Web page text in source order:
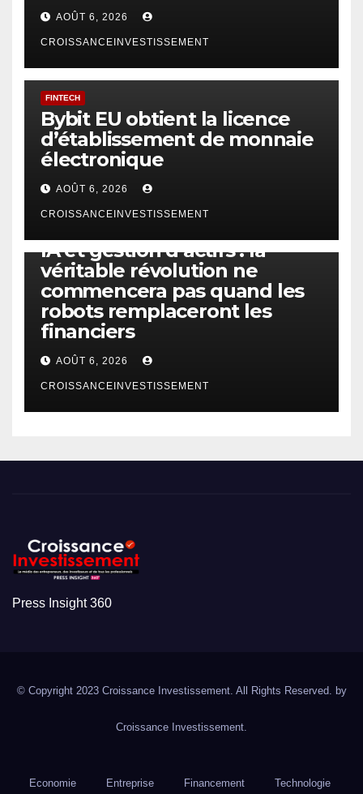
AOÛT 6, 2026
CROISSANCEINVESTISSEMENT
FINTECH
Bybit EU obtient la licence
d’établissement de monnaie
électronique
AOÛT 6, 2026
CROISSANCEINVESTISSEMENT
IA et gestion d’actifs : la
véritable révolution ne
commencera pas quand les
robots remplaceront les
financiers
AOÛT 6, 2026
CROISSANCEINVESTISSEMENT
Press Insight 360
© Copyright 2023 Croissance Investissement. All Rights Reserved. by
Croissance Investissement.
Economie Entreprise Financement Technologie